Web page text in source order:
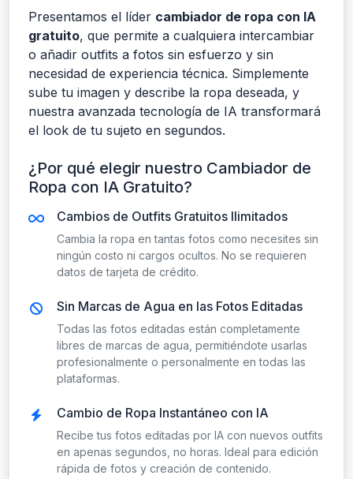
Presentamos el líder cambiador de ropa con IA
gratuito, que permite a cualquiera intercambiar
o añadir outfits a fotos sin esfuerzo y sin
necesidad de experiencia técnica. Simplemente
sube tu imagen y describe la ropa deseada, y
nuestra avanzada tecnología de IA transformará
el look de tu sujeto en segundos.
¿Por qué elegir nuestro Cambiador de
Ropa con IA Gratuito?
Cambios de Outfits Gratuitos Ilimitados
Cambia la ropa en tantas fotos como necesites sin
ningún costo ni cargos ocultos. No se requieren
datos de tarjeta de crédito.
Sin Marcas de Agua en las Fotos Editadas
Todas las fotos editadas están completamente
libres de marcas de agua, permitiéndote usarlas
profesionalmente o personalmente en todas las
plataformas.
Cambio de Ropa Instantáneo con IA
Recibe tus fotos editadas por IA con nuevos outfits
en apenas segundos, no horas. Ideal para edición
rápida de fotos y creación de contenido.